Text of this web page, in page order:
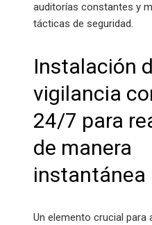
auditorías constantes y
tácticas de seguridad.
Instalación
vigilancia
24/7 para
de manera
instantánea
Un elemento crucial para